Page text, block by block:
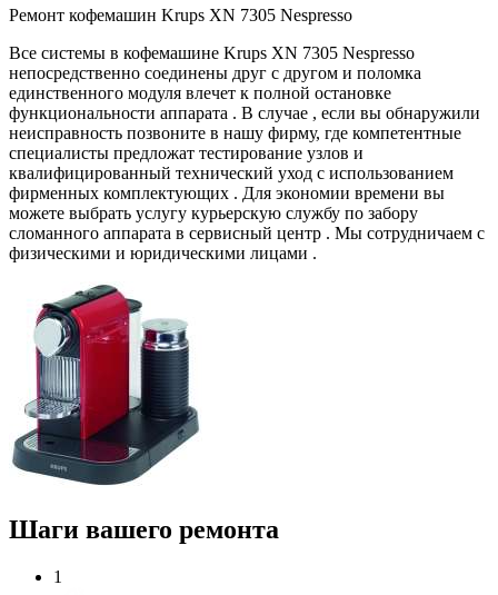
Ремонт кофемашин Krups XN 7305 Nespresso
Все системы в кофемашине Krups XN 7305 Nespresso
непосредственно соединены друг с другом и поломка
единственного модуля влечет к полной остановке
функциональности аппарата . В случае , если вы обнаружили
неисправность позвоните в нашу фирму, где компетентные
специалисты предложат тестирование узлов и
квалифицированный технический уход с использованием
фирменных комплектующих . Для экономии времени вы
можете выбрать услугу курьерскую службу по забору
сломанного аппарата в сервисный центр . Мы сотрудничаем с
физическими и юридическими лицами .
Шаги вашего ремонта
1